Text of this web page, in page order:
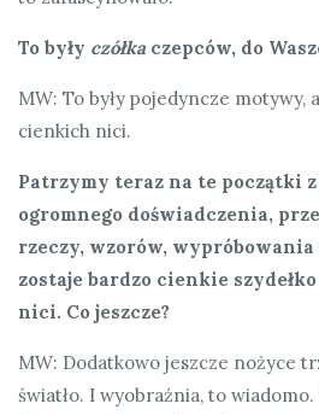
To były czółka czepców, do
MW: To były pojedyncze motywy,
cienkich nici.
Patrzymy teraz na te początki
ogromnego doświadczenia,
rzeczy, wzorów,
zostaje bardzo cienkie
nici. Co jeszcze?
MW: Dodatkowo jeszcze nożyce
światło. I wyobraźnia, to